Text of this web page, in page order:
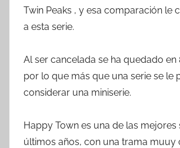
Twin Peaks , y esa comparación le
a esta serie.
Al ser cancelada se ha quedado en
por lo que más que una serie se le
considerar una miniserie.
Happy Town es una de las mejores
últimos años, con una trama muuy